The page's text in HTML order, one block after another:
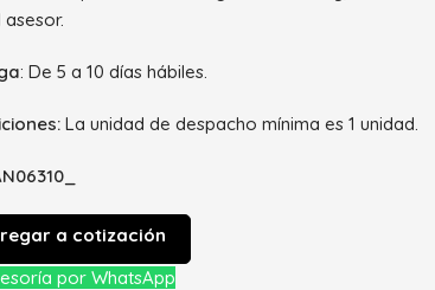
: De 5 a 10 días hábiles.
La unidad de despacho mínima es 1 unidad.
a cotización
por WhatsApp